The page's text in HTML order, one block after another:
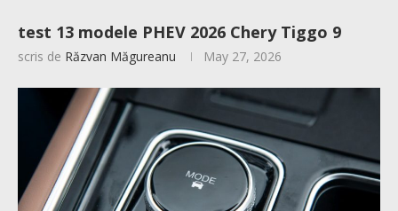
test 13 modele PHEV 2026 Chery Tiggo 9
scris de Răzvan Măgureanu May 27, 2026